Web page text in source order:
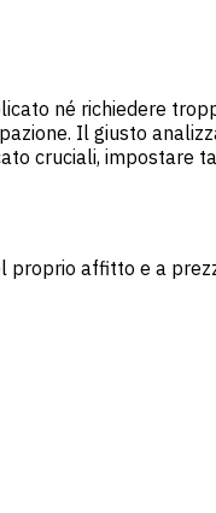
né richiedere
Il giusto
cruciali,
affitto e a